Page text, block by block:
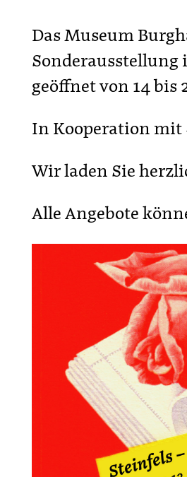
Das Museum
Sonderausstellung
geöffnet von 14 bis
In Kooperation
Wir laden Sie
Alle Angebote